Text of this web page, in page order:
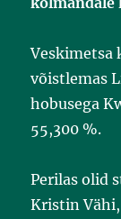
Veskimetsa
võistlemas
hobusega
55,300 %.
Perilas olid
Kristin Vähi,